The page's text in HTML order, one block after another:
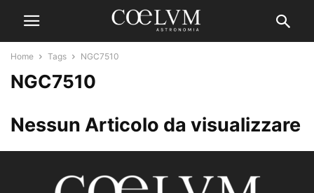
Home Tags NGC7510
NGC7510
Nessun Articolo da visualizzare